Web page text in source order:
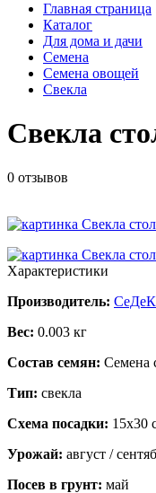
Главная страница
Каталог
Для дома и дачи
Семена
Семена овощей
Свекла
Свекла
0 отзывов
Характеристики
Производитель: СеДеК
Вес: 0.003 кг
Состав семян: Семена
Тип: свекла
Схема посадки: 15х30
Урожай: август /
Посев в грунт: май